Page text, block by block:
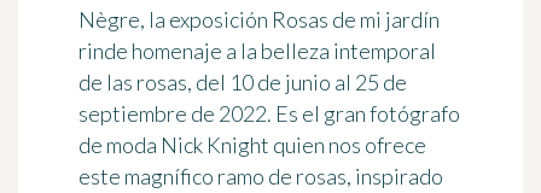
Nègre, la exposición Rosas de mi jardín
rinde homenaje a la belleza intemporal
de las rosas, del 10 de junio al 25 de
septiembre de 2022. Es el gran fotógrafo
de moda Nick Knight quien nos ofrece
este magnífico ramo de rosas, inspirado